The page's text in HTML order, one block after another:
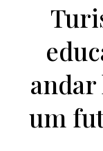
andar
um